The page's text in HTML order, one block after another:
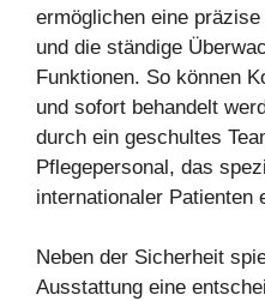
ermöglichen eine
und die ständige
Funktionen. So können
und sofort behandelt
durch ein geschultes
Pflegepersonal, das
internationaler Patienten
Neben der Sicherheit
Ausstattung eine